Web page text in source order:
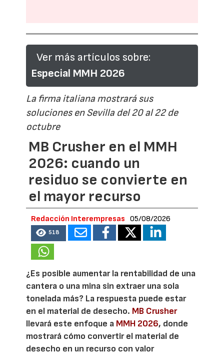
Ver más artículos sobre:
Especial MMH 2026
La firma italiana mostrará sus
soluciones en Sevilla del 20 al 22 de
octubre
MB Crusher en el MMH
2026: cuando un
residuo se convierte en
el mayor recurso
Redacción Interempresas 05/08/2026
518
¿Es posible aumentar la rentabilidad de una
cantera o una mina sin extraer una sola
tonelada más? La respuesta puede estar
en el material de desecho. MB Crusher
llevará este enfoque a MMH 2026, donde
mostrará cómo convertir el material de
desecho en un recurso con valor